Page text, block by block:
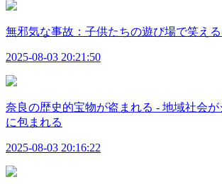
無邪気な事故：子供たちの遊び場で笑え
2025-08-03 20:21:50
奈良の歴史的宝物が盗まれる - 地域社会
に包まれる
2025-08-03 20:16:22